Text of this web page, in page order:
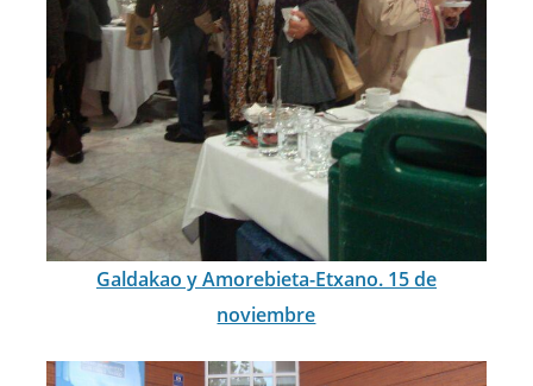
Galdakao y Amorebieta-Etxano. 15 de
noviembre